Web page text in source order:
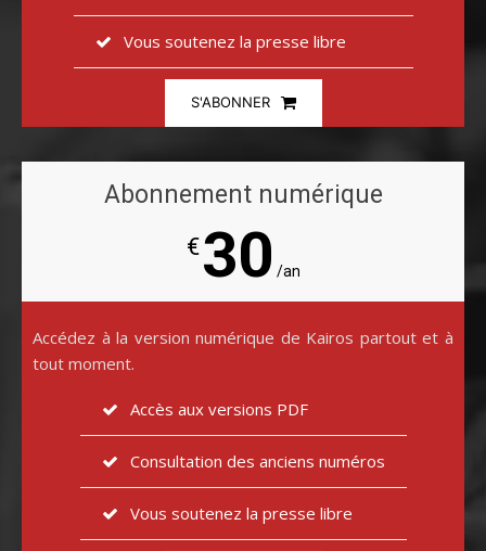
Vous soutenez la presse libre
S'ABONNER
Abonnement numérique
€30 /an
Accédez à la version numérique de Kairos partout et à
tout moment.
Accès aux versions PDF
Consultation des anciens numéros
Vous soutenez la presse libre